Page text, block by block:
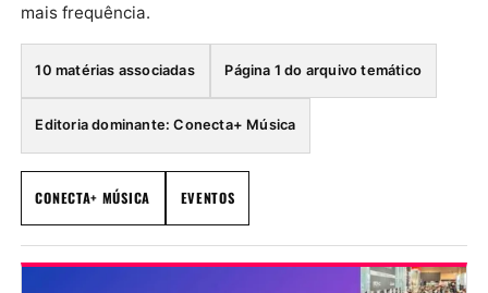
mais frequência.
10 matérias associadas Página 1 do arquivo temático
Editoria dominante: Conecta+ Música
CONECTA+ MÚSICA EVENTOS